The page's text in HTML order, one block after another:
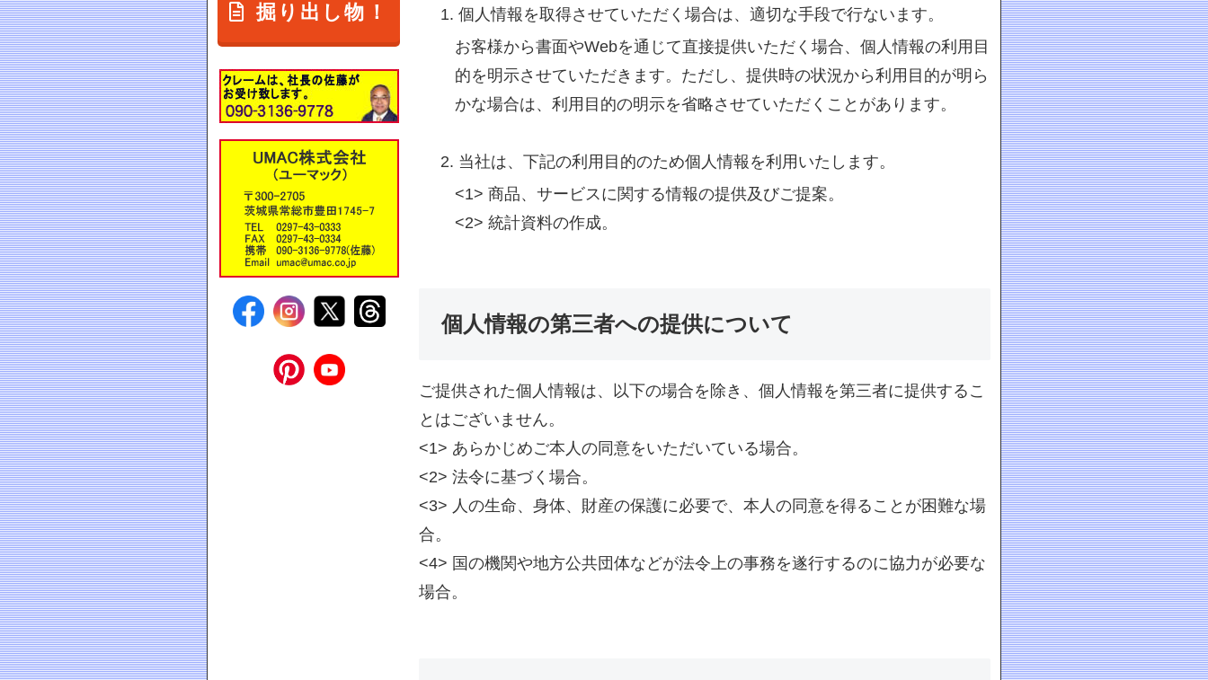
個人情報を取得させていただく場合は、適切な手段で行ないます。
お客様から書面やWebを通じて直接提供いただく場合、個人情報の利用目
的を明示させていただきます。ただし、提供時の状況から利用目的が明ら
かな場合は、利用目的の明示を省略させていただくことがあります。
当社は、下記の利用目的のため個人情報を利用いたします。
<1> 商品、サービスに関する情報の提供及びご提案。
<2> 統計資料の作成。
個人情報の第三者への提供について
ご提供された個人情報は、以下の場合を除き、個人情報を第三者に提供するこ
とはございません。
<1> あらかじめご本人の同意をいただいている場合。
<2> 法令に基づく場合。
<3> 人の生命、身体、財産の保護に必要で、本人の同意を得ることが困難な場
合。
<4> 国の機関や地方公共団体などが法令上の事務を遂行するのに協力が必要な
場合。
掘り出し物！